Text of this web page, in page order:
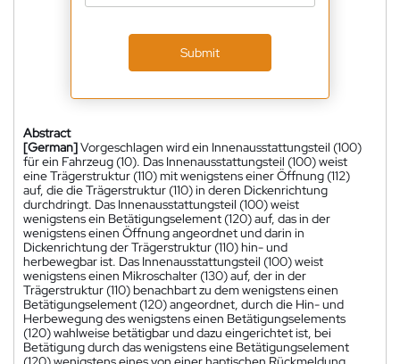
Submit
Abstract
[German]Vorgeschlagen wird ein Innenausstattungsteil (100)
für ein Fahrzeug (10). Das Innenausstattungsteil (100) weist
eine Trägerstruktur (110) mit wenigstens einer Öffnung (112)
auf, die die Trägerstruktur (110) in deren Dickenrichtung
durchdringt. Das Innenausstattungsteil (100) weist
wenigstens ein Betätigungselement (120) auf, das in der
wenigstens einen Öffnung angeordnet und darin in
Dickenrichtung der Trägerstruktur (110) hin- und
herbewegbar ist. Das Innenausstattungsteil (100) weist
wenigstens einen Mikroschalter (130) auf, der in der
Trägerstruktur (110) benachbart zu dem wenigstens einen
Betätigungselement (120) angeordnet, durch die Hin- und
Herbewegung des wenigstens einen Betätigungselements
(120) wahlweise betätigbar und dazu eingerichtet ist, bei
Betätigung durch das wenigstens eine Betätigungselement